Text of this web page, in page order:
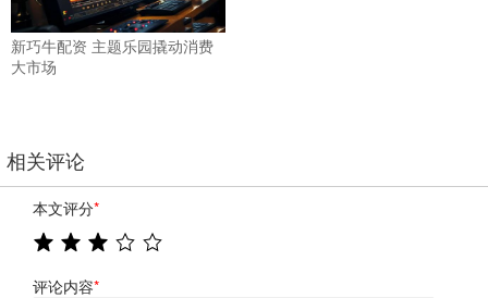
新巧牛配资 主题乐园撬动消费
大市场
相关评论
本文评分*
评论内容*